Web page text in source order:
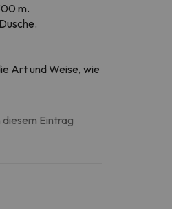
m.
Art und Weise, wie
Eintrag